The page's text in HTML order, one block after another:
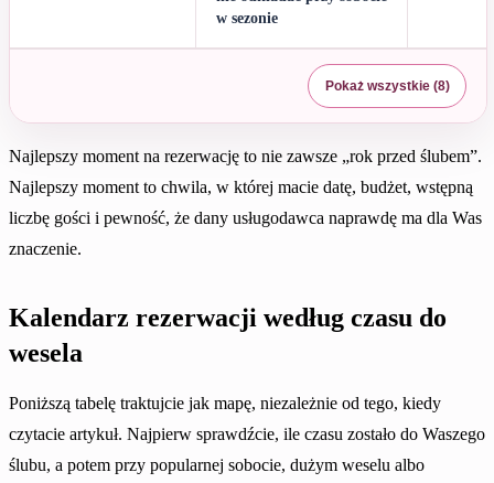
w sezonie
Pokaż wszystkie (8)
Najlepszy moment na rezerwację to nie zawsze „rok przed ślubem”.
Najlepszy moment to chwila, w której macie datę, budżet, wstępną
liczbę gości i pewność, że dany usługodawca naprawdę ma dla Was
znaczenie.
Kalendarz rezerwacji według czasu do
wesela
Poniższą tabelę traktujcie jak mapę, niezależnie od tego, kiedy
czytacie artykuł. Najpierw sprawdźcie, ile czasu zostało do Waszego
ślubu, a potem przy popularnej sobocie, dużym weselu albo